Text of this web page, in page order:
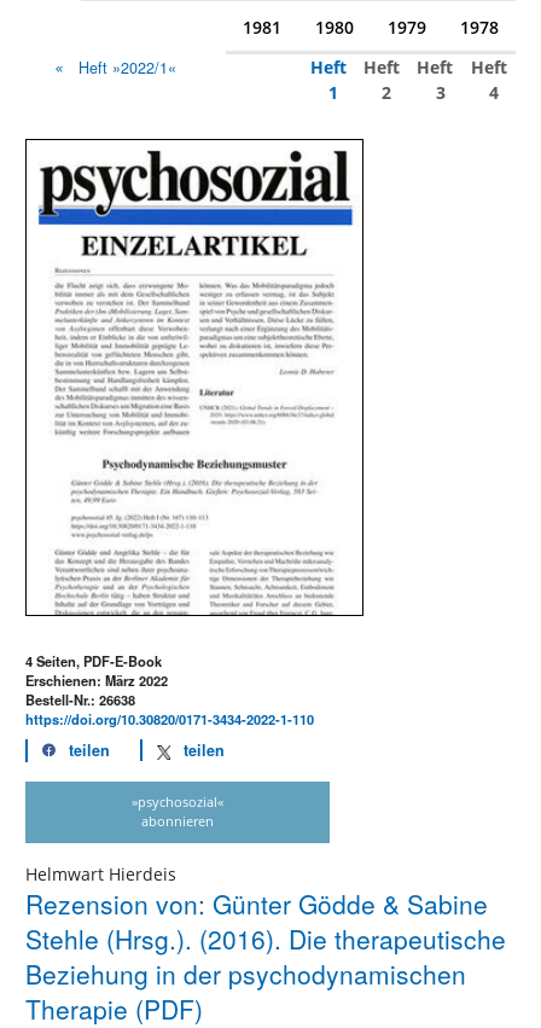
1981 1980 1979 1978
Heft »2022/1«
Heft
1
Heft
2
Heft
3
Heft
4
4 Seiten, PDF-E-Book
Erschienen: März 2022
Bestell-Nr.: 26638
https://doi.org/10.30820/0171-3434-2022-1-110
teilen teilen
»psychosozial«
abonnieren
Helmwart Hierdeis
Rezension von: Günter Gödde & Sabine
Stehle (Hrsg.). (2016). Die therapeutische
Beziehung in der psychodynamischen
Therapie (PDF)